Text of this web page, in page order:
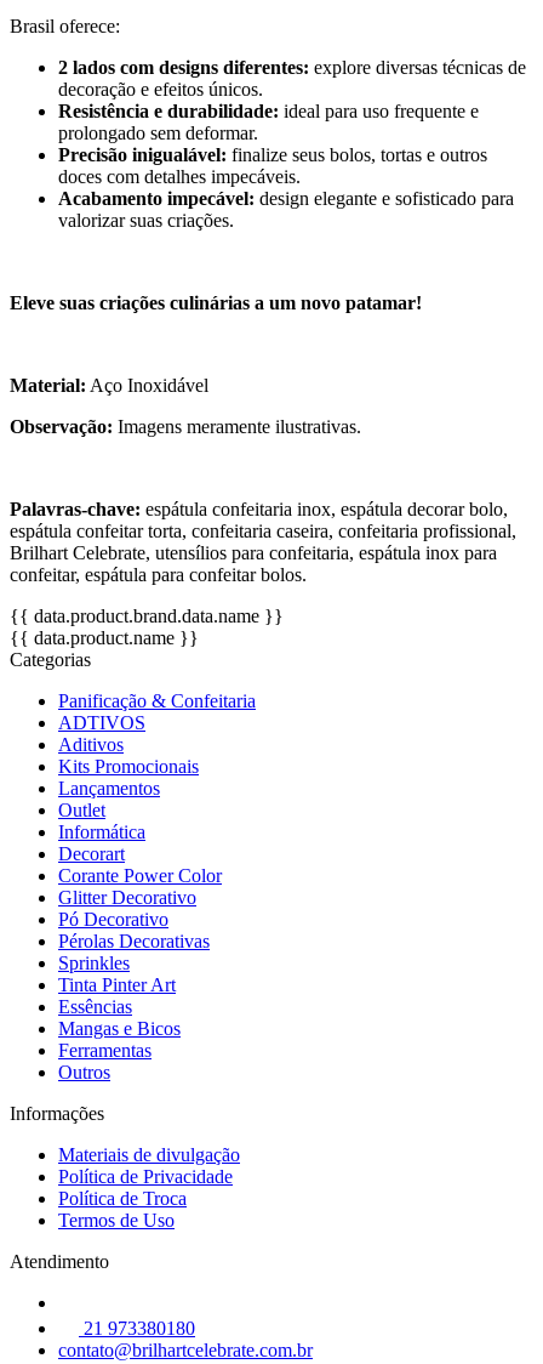
Brasil oferece:
2 lados com designs diferentes: explore diversas técnicas de
decoração e efeitos únicos.
Resistência e durabilidade: ideal para uso frequente e
prolongado sem deformar.
Precisão inigualável: finalize seus bolos, tortas e outros
doces com detalhes impecáveis.
Acabamento impecável: design elegante e sofisticado para
valorizar suas criações.
Eleve suas criações culinárias a um novo patamar!
Material: Aço Inoxidável
Observação: Imagens meramente ilustrativas.
Palavras-chave: espátula confeitaria inox, espátula decorar bolo,
espátula confeitar torta, confeitaria caseira, confeitaria profissional,
Brilhart Celebrate, utensílios para confeitaria, espátula inox para
confeitar, espátula para confeitar bolos.
{{ data.product.brand.data.name }}
{{ data.product.name }}
Categorias
Panificação & Confeitaria
ADTIVOS
Aditivos
Kits Promocionais
Lançamentos
Outlet
Informática
Decorart
Corante Power Color
Glitter Decorativo
Pó Decorativo
Pérolas Decorativas
Sprinkles
Tinta Pinter Art
Essências
Mangas e Bicos
Ferramentas
Outros
Informações
Materiais de divulgação
Política de Privacidade
Política de Troca
Termos de Uso
Atendimento
21 973380180
contato@brilhartcelebrate.com.br